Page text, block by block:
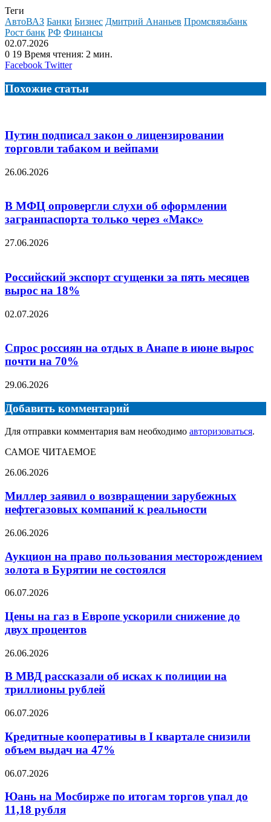
Теги
АвтоВАЗ Банки Бизнес Дмитрий Ананьев Промсвязьбанк
Рост банк РФ Финансы
02.07.2026
0 19 Время чтения: 2 мин.
Facebook TwitterLinkedIn
Tumblr
Reddit
Вконтакте
Одноклассники
Skype
Messenger
Messenger
WhatsApp
Telegram
Viber
Line
Поделиться
электронную
почту
Похожие статьи
Путин подписал закон о лицензировании
торговли табаком и вейпами
26.06.2026
В МФЦ опровергли слухи об оформлении
загранпаспорта только через «Макс»
27.06.2026
Российский экспорт сгущенки за пять месяцев
вырос на 18%
02.07.2026
Спрос россиян на отдых в Анапе в июне вырос
почти на 70%
29.06.2026
Добавить комментарий
Для отправки комментария вам необходимо авторизоваться.
САМОЕ ЧИТАЕМОЕ
Миллер
о
возвращении
зарубежных
компаний
реальности
26.06.2026
Миллер заявил о возвращении зарубежных
нефтегазовых компаний к реальности
Аукцион
право
пользования
месторождением
в
не
состоялся
26.06.2026
Аукцион на право пользования месторождением
золота в Бурятии не состоялся
Цены
газ
в
Европе
снижение
двух
процентов
06.07.2026
Цены на газ в Европе ускорили снижение до
двух процентов
В
рассказали
исках
полиции
триллионы
рублей
26.06.2026
В МВД рассказали об исках к полиции на
триллионы рублей
Кредитные
в
I
квартале
объем
на
47%
06.07.2026
Кредитные кооперативы в I квартале снизили
объем выдач на 47%
Юань
Мосбирже
по
итогам
06.07.2026
Юань на Мосбирже по итогам торгов упал до
11,18 рубля